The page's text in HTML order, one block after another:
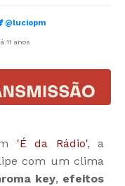
@luciopm
11 anos
'É da Rádio', a
com um clima
key, efeitos